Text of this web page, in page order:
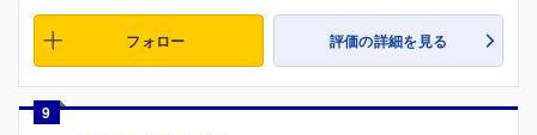
フォロー 評価の詳細を見る
9